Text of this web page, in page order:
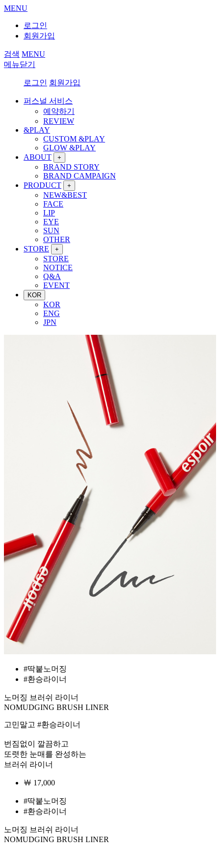
MENU
로그인
회원가입
검색 MENU
메뉴닫기
로그인 회원가입
퍼스널 서비스
예약하기
REVIEW
&PLAY
CUSTOM &PLAY
GLOW &PLAY
ABOUT
+
BRAND STORY
BRAND CAMPAIGN
PRODUCT
+
NEW&BEST
FACE
LIP
EYE
SUN
OTHER
STORE
+
STORE
NOTICE
Q&A
EVENT
KOR
KOR
ENG
JPN
#딱붙노머징
#환승라이너
노머징 브러쉬 라이너
NOMUDGING BRUSH LINER
고민말고 #환승라이너
번짐없이 깔끔하고
또렷한 눈매를 완성하는
브러쉬 라이너
￦ 17,000
#딱붙노머징
#환승라이너
노머징 브러쉬 라이너
NOMUDGING BRUSH LINER